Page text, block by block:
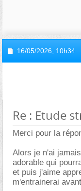
16/05/2026, 10h34
Re : Etude
Merci pour la
Alors je n'ai
adorable qui
et puis j'aime
m'entrainerai